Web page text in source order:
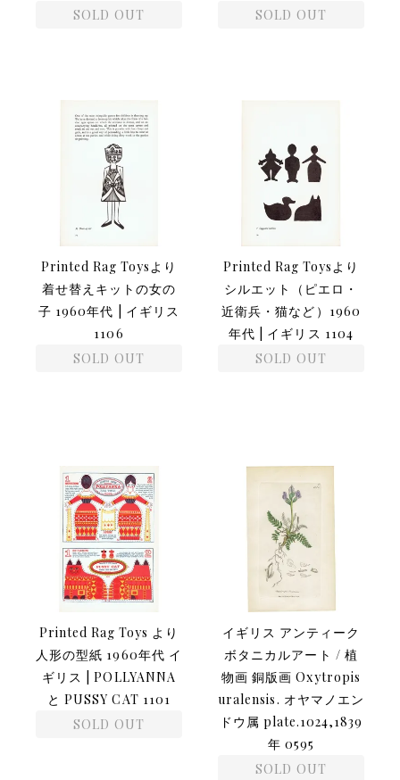
SOLD OUT
SOLD OUT
Printed Rag Toysより
着せ替えキットの女の
子 1960年代 | イギリス
1106
SOLD OUT
Printed Rag Toysより
シルエット（ピエロ・
近衛兵・猫など）1960
年代 | イギリス 1104
SOLD OUT
Printed Rag Toys より
人形の型紙 1960年代 イ
ギリス | POLLYANNA
と PUSSY CAT 1101
SOLD OUT
イギリス アンティーク
ボタニカルアート / 植
物画 銅版画 Oxytropis
uralensis. オヤマノエン
ドウ属 plate.1024,1839
年 0595
SOLD OUT